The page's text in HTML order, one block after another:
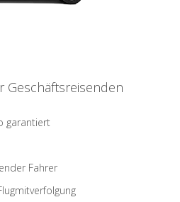
Geschäftsreisenden
garantiert
Fahrer